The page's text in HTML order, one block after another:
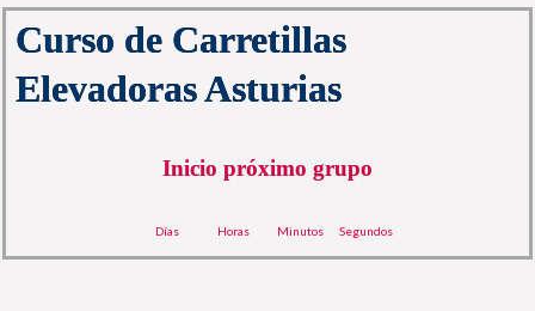
Curso de Carretillas
Elevadoras Asturias
Inicio próximo grupo
Días Horas Minutos Segundos